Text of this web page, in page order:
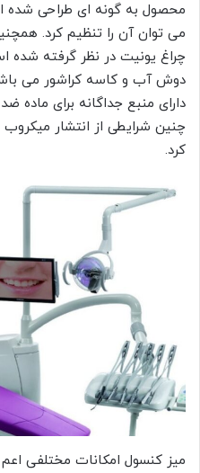
محصول به گونه ای طراحی
می توان آن را تنظیم کرد.
چراغ یونیت در نظر گرفته شده
دوش آب و کاسه کراشور می
دارای منبع جداگانه برای
چنین شرایطی از انتشار
کرد.
میز کنسول امکانات مختلفی